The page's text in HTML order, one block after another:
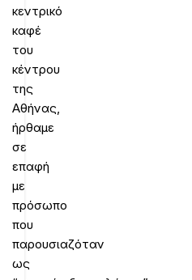
κεντρικό
καφέ
του
κέντρου
της
Αθήνας,
ήρθαμε
σε
επαφή
με
πρόσωπο
που
παρουσιαζόταν
ως